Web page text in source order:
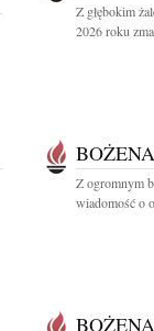
Z głębokim
2026 roku
Z ogromnym
wiadomość o